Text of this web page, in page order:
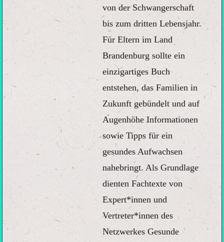
von der Schwangerschaft
bis zum dritten Lebensjahr.
Für Eltern im Land
Brandenburg sollte ein
einzigartiges Buch
entstehen, das Familien in
Zukunft gebündelt und auf
Augenhöhe Informationen
sowie Tipps für ein
gesundes Aufwachsen
nahebringt. Als Grundlage
dienten Fachtexte von
Expert*innen und
Vertreter*innen des
Netzwerkes Gesunde